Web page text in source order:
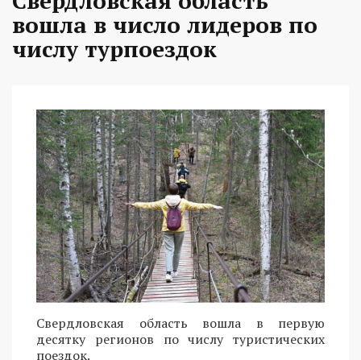
вошла в число лидеров по
числу турпоездок
Свердловская область вошла в первую
десятку регионов по числу туристических
поездок.